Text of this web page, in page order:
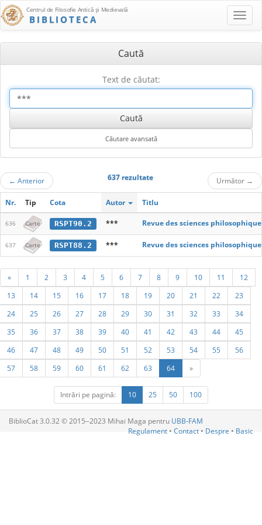
Centrul de Filosofie Antică şi Medievală
BIBLIOTECA
Caută
Text de căutat:
← Anterior 637 rezultate Următor →
Nr. Tip Cota Autor Titlu
636 Carte RSPT90.2 *** Revue des sciences
637 Carte RSPT88.2 *** Revue des sciences
« 1 2 3 4 5 6 7 8 9 10 11
12
13
14 15 16 17 18 19 20 21 22
23
24
25 26 27 28 29 30 31 32 33
34
35
36 37 38 39 40 41 42 43 44
45
46
47 48 49 50 51 52 53 54 55
56
57
58 59 60 61 62 63 64 »
Intrări pe pagină: 10 25 50 100
BiblioCat 3.0.32 © 2015‒2023 Mihai Maga pentru UBB-FAM
Regulament • Contact • Despre • Basic